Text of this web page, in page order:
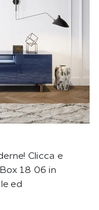
Clicca e
18 06 in
ed